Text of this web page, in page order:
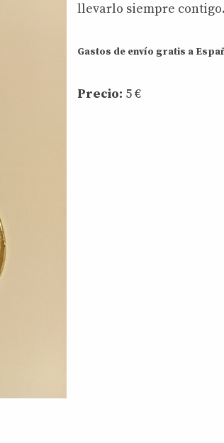
llevarlo siempre contigo.
Gastos de envío gratis a
Precio: 5€